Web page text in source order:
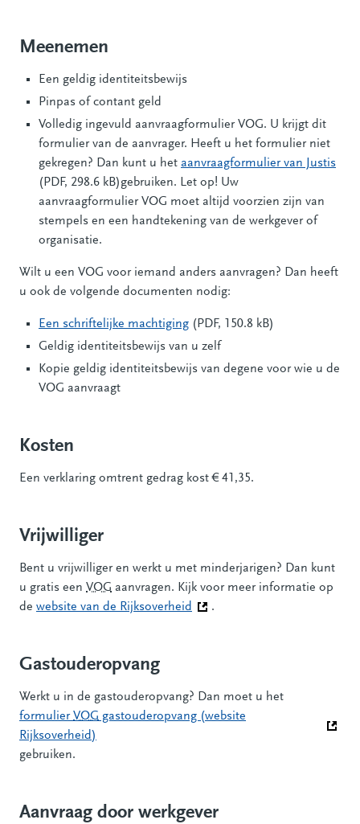
Meenemen
Een geldig identiteitsbewijs
Pinpas of contant geld
Volledig ingevuld aanvraagformulier VOG. U krijgt dit
formulier van de aanvrager. Heeft u het formulier niet
gekregen? Dan kunt u het aanvraagformulier van Justis
(PDF, 298.6 kB)gebruiken. Let op! Uw
aanvraagformulier VOG moet altijd voorzien zijn van
stempels en een handtekening van de werkgever of
organisatie.
Wilt u een VOG voor iemand anders aanvragen? Dan heeft
u ook de volgende documenten nodig:
Een schriftelijke machtiging (PDF, 150.8 kB)
Geldig identiteitsbewijs van u zelf
Kopie geldig identiteitsbewijs van degene voor wie u de
VOG aanvraagt
Kosten
Een verklaring omtrent gedrag kost € 41,35.
Vrijwilliger
Bent u vrijwilliger en werkt u met minderjarigen? Dan kunt
u gratis een VOG aanvragen. Kijk voor meer informatie op
de website van de Rijksoverheid (Deze link gaat naar een
.
Gastouderopvang
Werkt u in de gastouderopvang? Dan moet u het
formulierVOG gastouderopvang (website
Rijksoverheid)
gebruiken.
Aanvraag door werkgever